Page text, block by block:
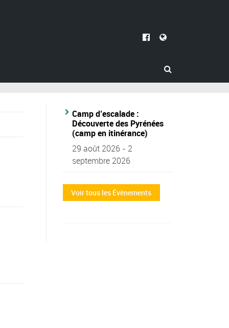
Camp d’escalade :
Découverte des Pyrénées
(camp en itinérance)
29 août 2026- 2
septembre 2026
Voir tous les Évènements